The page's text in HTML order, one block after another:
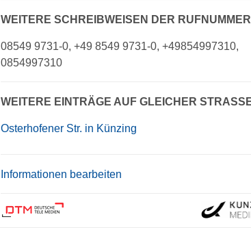
WEITERE SCHREIBWEISEN DER RUFNUMMER
08549 9731-0, +49 8549 9731-0, +49854997310,
0854997310
WEITERE EINTRÄGE AUF GLEICHER STRASSE
Osterhofener Str. in Künzing
Informationen bearbeiten